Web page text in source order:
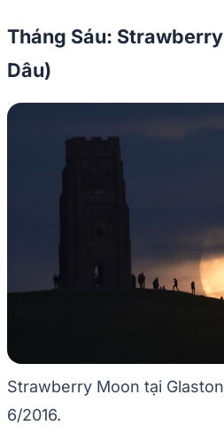
Tháng Sáu:
Dâu)
Strawberry Moon tại
6/2016.